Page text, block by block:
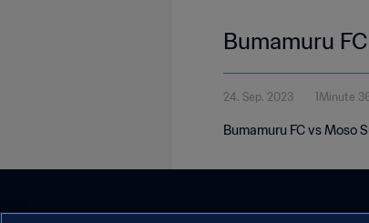
Bumamuru
24. Sep. 2023 1Minute
Bumamuru FC vs Moso